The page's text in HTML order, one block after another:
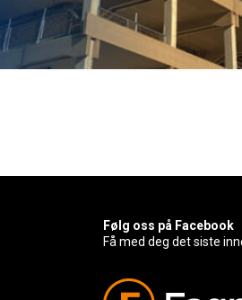
Følg oss på Facebook
Få med deg det siste